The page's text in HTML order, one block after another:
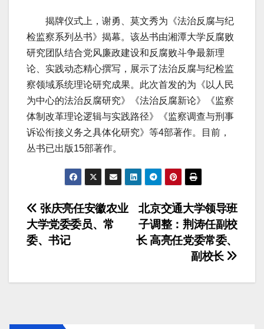
揭牌仪式上，谢勇、莫文秀为《法治反腐与纪
检监察系列丛书》揭幕。该丛书由湘潭大学反腐败
研究团队结合党风廉政建设和反腐败斗争最新理
论、实践动态精心撰写，展示了法治反腐与纪检监
察领域系统理论研究成果。此次首发的为《以人民
为中心的法治反腐研究》《法治反腐新论》《监察
体制改革理论逻辑与实践路径》《监察调查与刑事
诉讼衔接义务之具体化研究》等4部著作。目前，
丛书已出版15部著作。
文
章
航
北京交通大学领导班
子调整：荆涛任副校
长 高亮任党委常委、
副校长
张庆亮任安徽农业
大学党委委员、常
委、书记